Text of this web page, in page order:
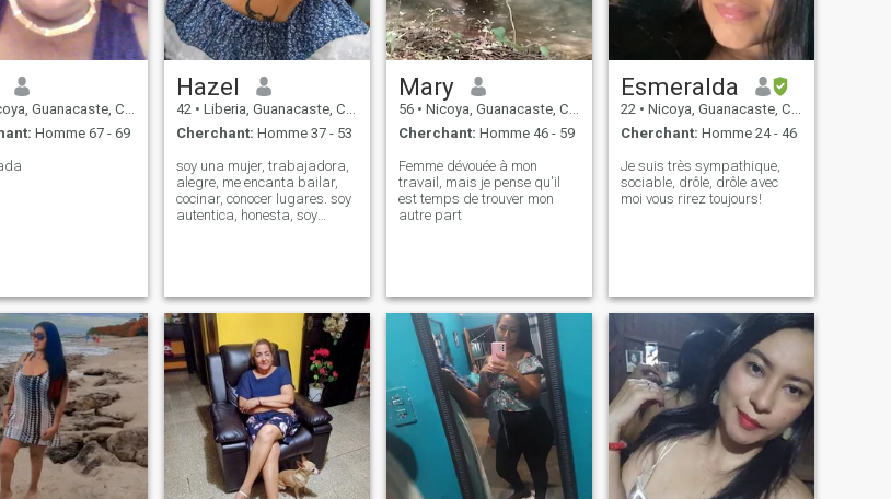
Guanacaste, Costa Rica
Homme 67 - 69
Hazel
42 • Liberia, Guanacaste, Costa Rica
Cherchant: Homme 37 - 53
soy una mujer, trabajadora,
alegre, me encanta bailar,
cocinar, conocer lugares. soy
autentica, honesta, soy
Mary
56 • Nicoya, Guanacaste, Costa Rica
Cherchant: Homme 46 - 59
Femme dévouée à mon
travail, mais je pense qu'il
est temps de trouver mon
autre part
Esmeralda
22 • Nicoya, Guanacaste, Costa Rica
Cherchant: Homme 24 - 46
Je suis très sympathique,
sociable, drôle, drôle avec
moi vous rirez toujours!